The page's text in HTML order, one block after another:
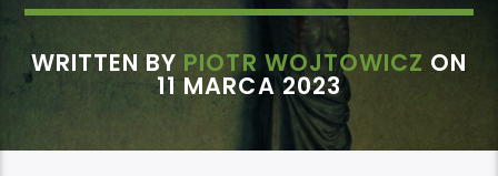
WRITTEN BY PIOTR WOJTOWICZ ON
11 MARCA 2023